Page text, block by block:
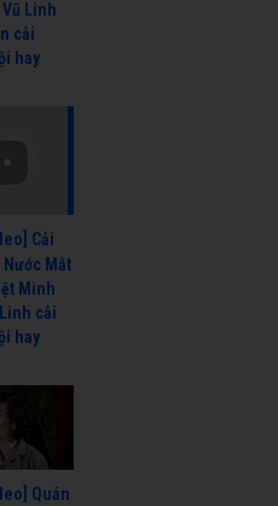
Linh
cải
hay
Cải
Nước Mắt
Minh
cải
hay
Quán